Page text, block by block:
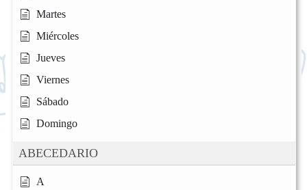
Martes
Miércoles
Jueves
Viernes
Sábado
Domingo
ABECEDARIO
A